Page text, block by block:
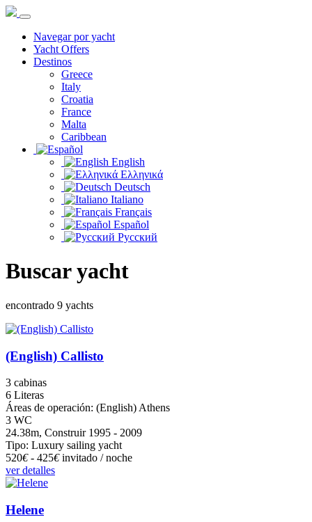
Navegar por yacht
Yacht Offers
Destinos
Greece
Italy
Croatia
France
Malta
Caribbean
English
Ελληνικά
Deutsch
Italiano
Français
Español
Русский
Buscar yacht
encontrado 9 yachts
(English) Callisto
3 cabinas
6 Literas
Áreas de operación: (English) Athens
3 WC
24.38m, Construir 1995 - 2009
Tipo: Luxury sailing yacht
520€- 425€ invitado / noche
ver detalles
Helene